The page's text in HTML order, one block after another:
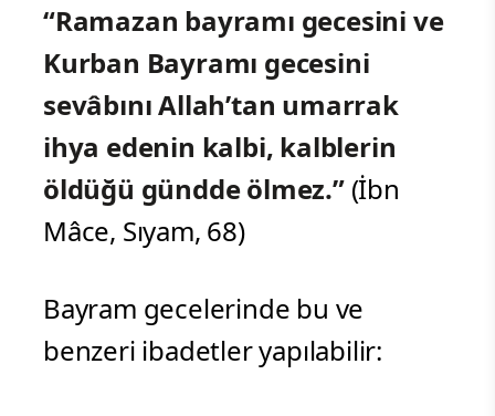
“Ramazan bayramı gecesini ve
Kurban Bayramı gecesini
sevâbını Allah’tan umarrak
ihya edenin kalbi, kalblerin
öldüğü gündde ölmez.”(İbn
Mâce, Sıyam, 68)
Bayram gecelerinde bu ve
benzeri ibadetler yapılabilir: